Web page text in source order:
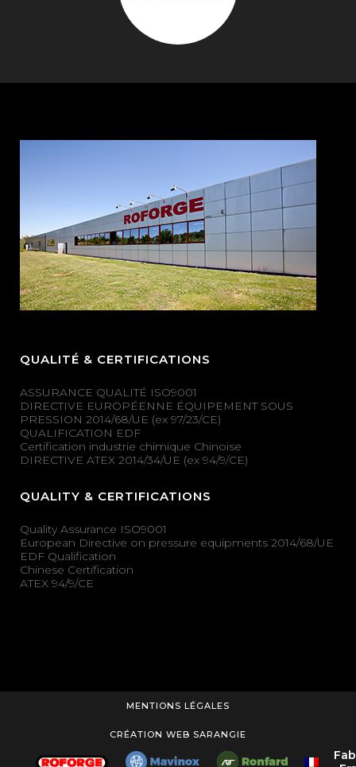
QUALITÉ & CERTIFICATIONS
ASSURANCE QUALITÉ ISO9001
DIRECTIVE EUROPÉENNE ÉQUIPEMENT SOUS
PRESSION 2014/68/UE (ex 97/23/CE)
QUALIFICATION EDF
Certification industrie chimique Chinoise
DIRECTIVE ATEX 2014/34/UE (ex 94/9/CE)
QUALITY & CERTIFICATIONS
Quality Assurance ISO9001
European Directive on pressure equipments 2014/68/UE
EDF Qualification
Chinese Certification
ATEX 94/9/CE
MENTIONS LÉGALES
CRÉATION WEB SARANGIE